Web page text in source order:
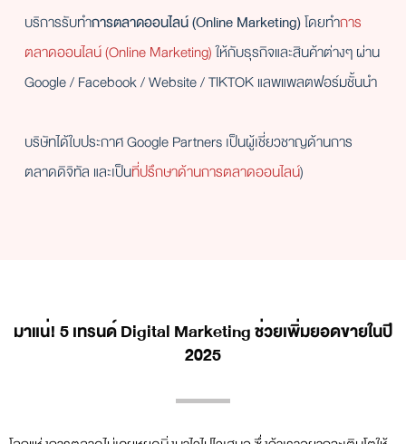
บริการรับทำการตลาดออนไลน์ (Online Marketing)โดยทำการ
ตลาดออนไลน์ (Online Marketing)ให้กับธุรกิจและสินค้าต่างๆ ผ่าน
Google / Facebook / Website / TIKTOK แลพแพลตฟอร์มชั้นนำ
บริษัทได้ใบประกาศ Google Partners เป็นผู้เชี่ยวชาญด้านการ
ตลาดดิจิทัล และเป็นที่ปรึกษาด้านการตลาดออนไลน์)
มาแน่! 5 เทรนด์ Digital Marketing ช่วยเพิ่มยอดขายในปี
2025